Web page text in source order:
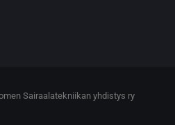
Sairaalatekniikan yhdistys ry